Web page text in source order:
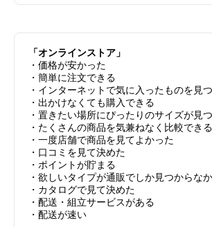
「オンラインストア」
・価格が安かった
・簡単に注文できる
・インターネットで気に入ったものを見
・出かけなくても購入できる
・置きたい場所にぴったりのサイズが見
・たくさんの商品を気兼ねなく比較できる
・一度店舗で商品を見てよかった
・口コミを見て決めた
・ポイントが貯まる
・欲しいタイプが通販でしか見つからな
・カタログで見て決めた
・配送・組立サービスがある
・配送が速い